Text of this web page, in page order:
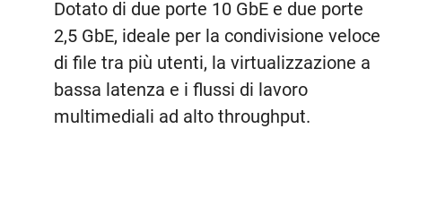
Dotato di due porte 10 GbE e due porte
2,5 GbE, ideale per la condivisione veloce
di file tra più utenti, la virtualizzazione a
bassa latenza e i flussi di lavoro
multimediali ad alto throughput.